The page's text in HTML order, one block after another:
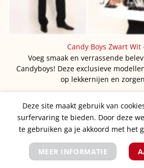
Candy Boys Zwart Wit
Voeg smaak en verrassende
Candyboys! Deze exclusieve
op lekkernijen en
Deze site maakt gebruik van
surfervaring te bieden. Door deze
te gebruiken ga je akkoord met het
MEER INFORMATIE